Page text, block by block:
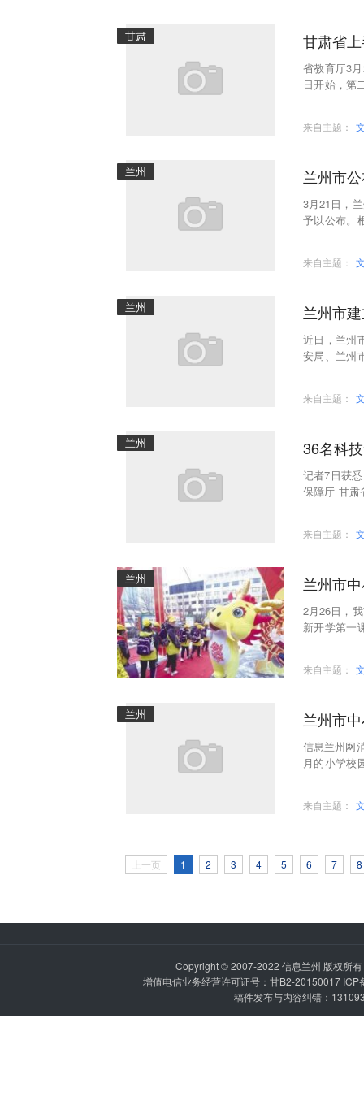
甘肃 甘肃省
省教育厅3
日开始，第
来自主题：
兰州 兰州市
3月21日，
予以公布。
来自主题：
兰州 兰州市
近日，兰州
安局、兰州
来自主题：
兰州 36名科
记者7日获
保障厅 甘肃
来自主题：
兰州 兰州市
2月26日，
新开学第一
来自主题：
兰州 兰州市
信息兰州网
月的小学校
来自主题：
上一页 1 2 3 4 5 6 7 8
Copyright © 2007-2022 信息兰州 版权所
增值电信业务经营许可证号：甘B2-20150017 ICP
稿件发布与内容纠错：